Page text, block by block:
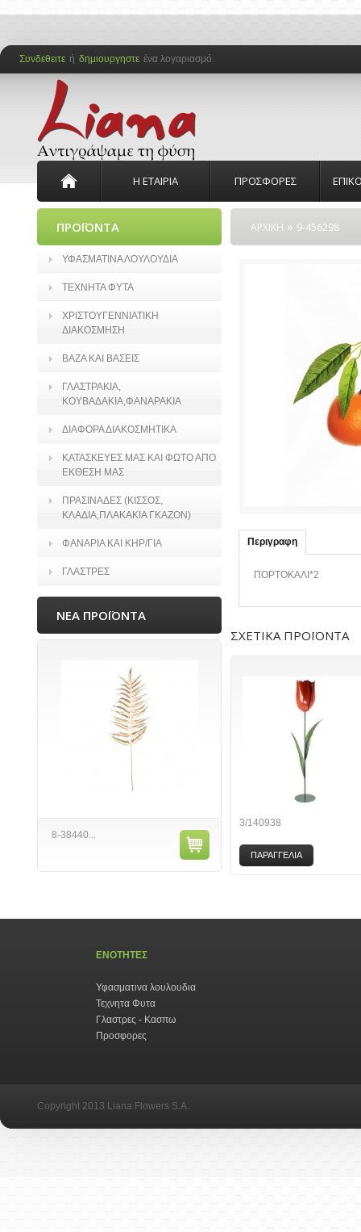
Συνδεθειτε ή δημιουργηστε ένα λογαριασμό.
Η ΕΤΑΙΡΙΑ ΠΡΟΣΦΟΡΕΣ
ΠΡΟΪΟΝΤΑ
ΥΦΑΣΜΑΤΙΝΑ ΛΟΥΛΟΥΔΙΑ
ΤΕΧΝΗΤΑ ΦΥΤΑ
ΧΡΙΣΤΟΥΓΕΝΝΙΑΤΙΚΗ
ΔΙΑΚΟΣΜΗΣΗ
ΒΑΖΑ ΚΑΙ ΒΑΣΕΙΣ
ΓΛΑΣΤΡΑΚΙΑ,
ΚΟΥΒΑΔΑΚΙΑ,ΦΑΝΑΡΑΚΙΑ
ΔΙΑΦΟΡΑ ΔΙΑΚΟΣΜΗΤΙΚΑ
ΚΑΤΑΣΚΕΥΕΣ ΜΑΣ ΚΑΙ ΦΩΤΟ ΑΠΟ
ΕΚΘΕΣΗ ΜΑΣ
ΠΡΑΣΙΝΑΔΕΣ (ΚΙΣΣΟΣ,
ΚΛΑΔΙΑ,ΠΛΑΚΑΚΙΑ ΓΚΑΖΟΝ)
ΦΑΝΑΡΙΑ ΚΑΙ ΚΗΡ/ΓΙΑ
ΓΛΑΣΤΡΕΣ
ΝΕΑ ΠΡΟΪΟΝΤΑ
8-38440...
ΑΡΧΙΚΗ » 9-456298
Περιγραφη
ΠΟΡΤΟΚΑΛΙ*2
ΣΧΕΤΙΚΑ ΠΡΟΪΟΝΤΑ
3/140938
ΠΑΡΑΓΓΕΛΙΑ
ΕΝΟΤΗΤΕΣ
Υφασματινα λουλουδια
Τεχνητα Φυτα
Γλαστρες - Κασπω
Προσφορες
Copyright 2013 Liana Flowers S.A.